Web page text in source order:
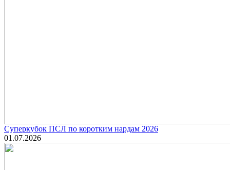
Суперкубок ПСЛ по коротким нардам 2026
01.07.2026